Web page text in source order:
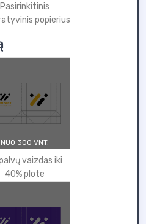
Pasirinkitinis
popierius
NUO 300 VNT.
vaizdas iki
40% plote